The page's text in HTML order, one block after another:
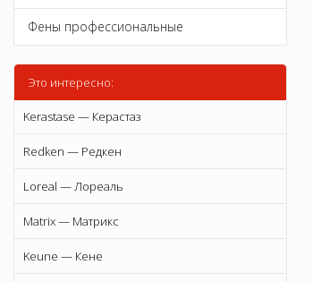
Фены профессиональные
Это интересно:
Kerastase — Керастаз
Redken — Редкен
Loreal — Лореаль
Matrix — Матрикс
Keune — Кене